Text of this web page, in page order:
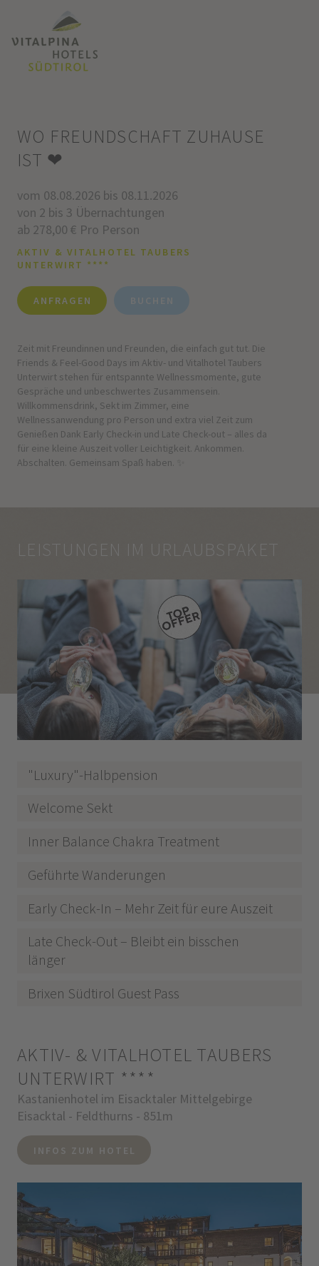
WO FREUNDSCHAFT ZUHAUSE
IST ❤
vom 08.08.2026 bis 08.11.2026
von 2 bis 3 Übernachtungen
ab 278,00 € Pro Person
AKTIV & VITALHOTEL TAUBERS
UNTERWIRT ****
ANFRAGEN BUCHEN
Zeit mit Freundinnen und Freunden, die einfach gut tut. Die
Friends & Feel-Good Days im Aktiv- und Vitalhotel Taubers
Unterwirt stehen für entspannte Wellnessmomente, gute
Gespräche und unbeschwertes Zusammensein.
Willkommensdrink, Sekt im Zimmer, eine
Wellnessanwendung pro Person und extra viel Zeit zum
Genießen Dank Early Check-in und Late Check-out – alles da
für eine kleine Auszeit voller Leichtigkeit. Ankommen.
Abschalten. Gemeinsam Spaß haben. ✨
LEISTUNGEN IM URLAUBSPAKET
"Luxury"-Halbpension
Welcome Sekt
Inner Balance Chakra Treatment
Geführte Wanderungen
Early Check-In – Mehr Zeit für eure Auszeit
Late Check-Out – Bleibt ein bisschen
länger
Brixen Südtirol Guest Pass
AKTIV- & VITALHOTEL TAUBERS
UNTERWIRT ****
Kastanienhotel im Eisacktaler Mittelgebirge
Eisacktal - Feldthurns - 851m
INFOS ZUM HOTEL